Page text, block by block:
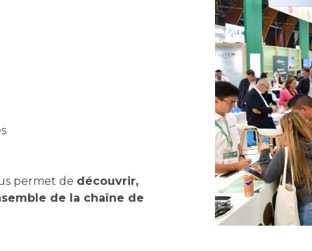
permet de découvrir,
de la chaîne de